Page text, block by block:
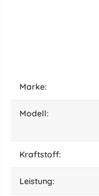
marke:
Modell:
Kraftstoff:
leistung: